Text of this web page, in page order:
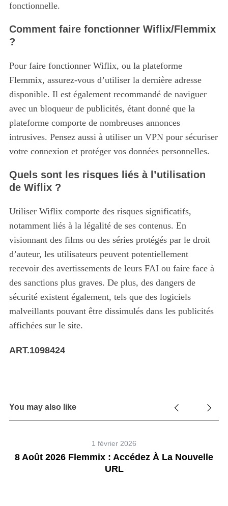
fonctionnelle.
Comment faire fonctionner Wiflix/Flemmix
?
Pour faire fonctionner Wiflix, ou la plateforme
Flemmix, assurez-vous d’utiliser la dernière adresse
disponible. Il est également recommandé de naviguer
avec un bloqueur de publicités, étant donné que la
plateforme comporte de nombreuses annonces
intrusives. Pensez aussi à utiliser un VPN pour sécuriser
votre connexion et protéger vos données personnelles.
Quels sont les risques liés à l’utilisation
de Wiflix ?
Utiliser Wiflix comporte des risques significatifs,
notamment liés à la légalité de ses contenus. En
visionnant des films ou des séries protégés par le droit
d’auteur, les utilisateurs peuvent potentiellement
recevoir des avertissements de leurs FAI ou faire face à
des sanctions plus graves. De plus, des dangers de
sécurité existent également, tels que des logiciels
malveillants pouvant être dissimulés dans les publicités
affichées sur le site.
ART.1098424
You may also like
1 février 2026
8 Août 2026 Flemmix : Accédez À La Nouvelle
URL